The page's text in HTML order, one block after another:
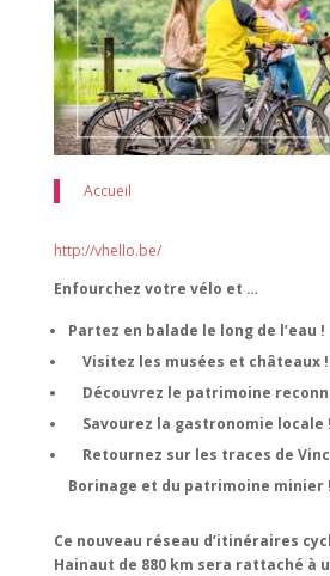
Accueil
http://vhello.be/
Enfourchez votre vélo et …
Partez en balade le long de l’eau !
Visitez les musées et châteaux !
Découvrez le patrimoine reconnu
Savourez la gastronomie locale !
Retournez sur les traces de
Borinage et du patrimoine minier !
Ce nouveau réseau d’itinéraires
Hainaut de 880 km sera rattaché à